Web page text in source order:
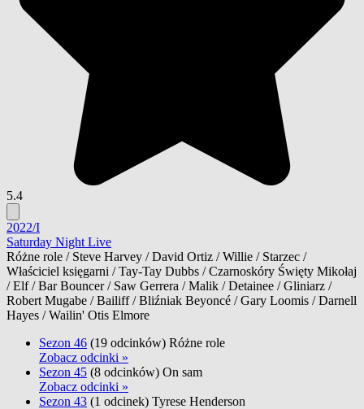
5.4
2022/I
Saturday Night Live
Różne role / Steve Harvey / David Ortiz / Willie / Starzec /
Właściciel księgarni / Tay-Tay Dubbs / Czarnoskóry Święty Mikołaj
/ Elf / Bar Bouncer / Saw Gerrera / Malik / Detainee / Gliniarz /
Robert Mugabe / Bailiff / Bliźniak Beyoncé / Gary Loomis / Darnell
Hayes / Wailin' Otis Elmore
Sezon 46 (19 odcinków) Różne role
Zobacz odcinki »
Sezon 45 (8 odcinków) On sam
Zobacz odcinki »
Sezon 43 (1 odcinek) Tyrese Henderson